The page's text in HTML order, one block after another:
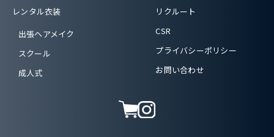
レンタル衣装
出張ヘアメイク
スクール
成人式
リクルート
CSR
プライバシーポリシー
お問い合わせ